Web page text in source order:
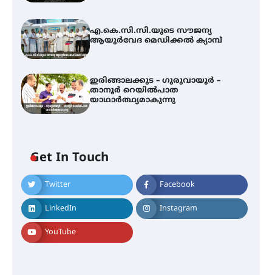
എ.കെ.സി.സി.യുടെ സൗജന്യ
ആയുർവേദ മെഡിക്കൽ ക്യാമ്പ്
ഇരിങ്ങാലക്കുട – ഗുരുവായൂർ –
താനൂർ റെയിൽപാത
യാഥാർത്ഥ്യമാകുന്നു
Get In Touch
Twitter Facebook
LinkedIn Instagram
YouTube
അരങ്ങ് 2026-ന്
സാംസ്കാരികപ്പൊലിമയോടെ
സമാപനം